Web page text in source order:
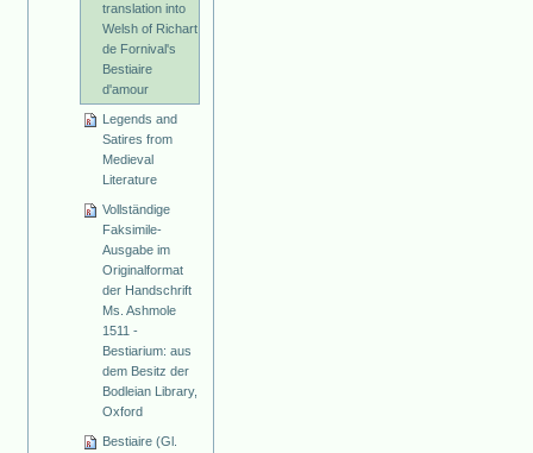
translation into
Welsh of Richart
de Fornival's
Bestiaire
d'amour
Legends and
Satires from
Medieval
Literature
Vollständige
Faksimile-
Ausgabe im
Originalformat
der Handschrift
Ms. Ashmole
1511 -
Bestiarium: aus
dem Besitz der
Bodleian Library,
Oxford
Bestiaire (Gl.